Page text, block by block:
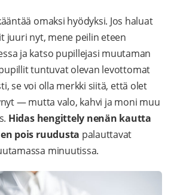
omaksi hyödyksi. Jos haluat
juuri nyt, mene peilin eteen
ja katso pupillejasi muutaman
tuntuvat olevan levottomat
se voi olla merkki siitä, että olet
— mutta valo, kahvi ja moni muu
Hidas hengittely nenän kautta
pois ruudusta palauttavat
minuutissa.